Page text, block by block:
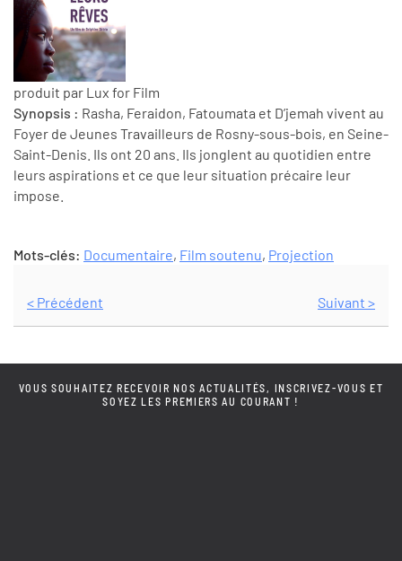
produit par Lux for Film
Synopsis : Rasha, Feraidon, Fatoumata et D’jemah vivent au
Foyer de Jeunes Travailleurs de Rosny-sous-bois, en Seine-
Saint-Denis. Ils ont 20 ans. Ils jonglent au quotidien entre
leurs aspirations et ce que leur situation précaire leur
impose.
Mots-clés: Documentaire, Film soutenu, Projection
< Précédent Suivant >
VOUS SOUHAITEZ RECEVOIR NOS ACTUALITÉS, INSCRIVEZ-VOUS ET
SOYEZ LES PREMIERS AU COURANT !